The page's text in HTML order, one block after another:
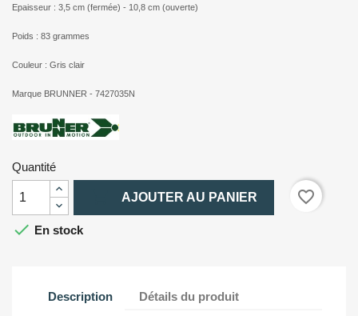
Epaisseur : 3,5 cm (fermée) - 10,8 cm (ouverte)
Poids : 83 grammes
Couleur : Gris clair
Marque BRUNNER - 7427035N
Quantité
AJOUTER AU PANIER
favorite_border
 En stock
Description Détails du produit